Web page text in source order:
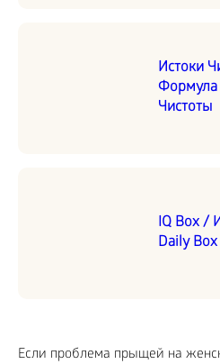
Истоки
Формула
Чистоты
IQ Box /
Daily Box
Если проблема прыщей на